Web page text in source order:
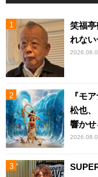
笑福
れな
『モ
松也
響かせ